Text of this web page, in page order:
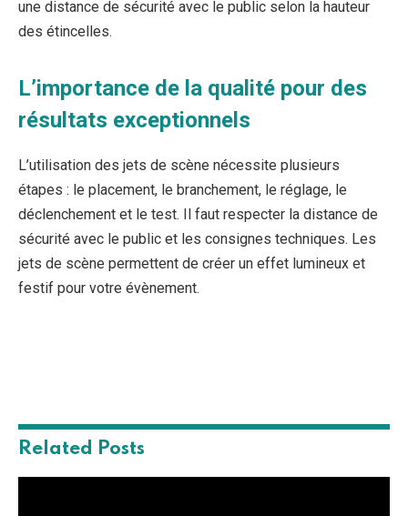
une distance de sécurité avec le public selon la hauteur
des étincelles.
L’importance de la qualité pour des
résultats exceptionnels
L’utilisation des jets de scène nécessite plusieurs
étapes : le placement, le branchement, le réglage, le
déclenchement et le test. Il faut respecter la distance de
sécurité avec le public et les consignes techniques. Les
jets de scène permettent de créer un effet lumineux et
festif pour votre évènement.
Related Posts